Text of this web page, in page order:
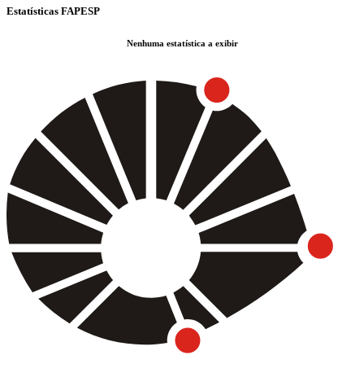
Estatísticas FAPESP
Nenhuma estatística a exibir